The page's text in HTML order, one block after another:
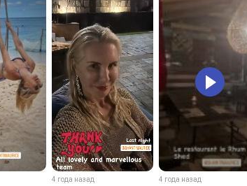
4 года назад 4 года назад